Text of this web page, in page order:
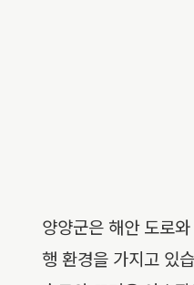
양양군은 해안 도로
행 환경을 가지고 있